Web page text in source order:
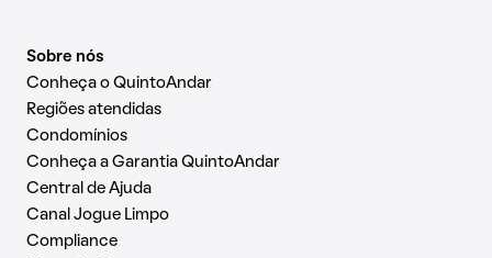
Sobre nós
Conheça o QuintoAndar
Regiões atendidas
Condomínios
Conheça a Garantia QuintoAndar
Central de Ajuda
Canal Jogue Limpo
Compliance